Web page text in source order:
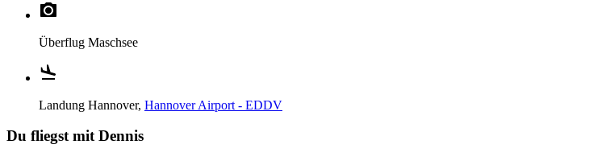
Überflug Maschsee
Landung Hannover, Hannover Airport - EDDV
Du fliegst mit Dennis